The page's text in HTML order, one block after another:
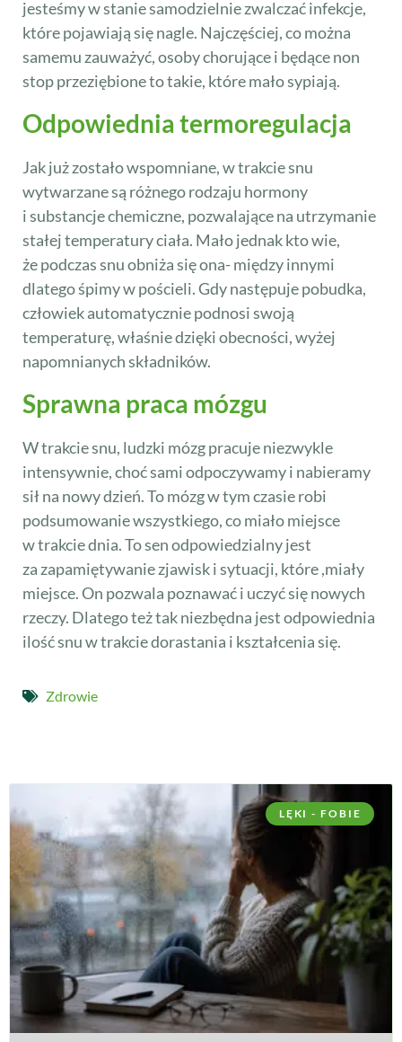
jesteśmy w stanie samodzielnie zwalczać infekcje,
które pojawiają się nagle. Najczęściej, co można
samemu zauważyć, osoby chorujące i będące non
stop przeziębione to takie, które mało sypiają.
Odpowiednia termoregulacja
Jak już zostało wspomniane, w trakcie snu
wytwarzane są różnego rodzaju hormony
i substancje chemiczne, pozwalające na utrzymanie
stałej temperatury ciała. Mało jednak kto wie,
że podczas snu obniża się ona- między innymi
dlatego śpimy w pościeli. Gdy następuje pobudka,
człowiek automatycznie podnosi swoją
temperaturę, właśnie dzięki obecności, wyżej
napomnianych składników.
Sprawna praca mózgu
W trakcie snu, ludzki mózg pracuje niezwykle
intensywnie, choć sami odpoczywamy i nabieramy
sił na nowy dzień. To mózg w tym czasie robi
podsumowanie wszystkiego, co miało miejsce
w trakcie dnia. To sen odpowiedzialny jest
za zapamiętywanie zjawisk i sytuacji, które ,miały
miejsce. On pozwala poznawać i uczyć się nowych
rzeczy. Dlatego też tak niezbędna jest odpowiednia
ilość snu w trakcie dorastania i kształcenia się.
Zdrowie
LĘKI - FOBIE